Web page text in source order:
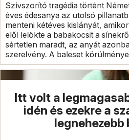
Szívszorító tragédia történt
éves édesanya az utolsó
menteni kétéves kislányát,
elől lelökte a babakocsit a
sértetlen maradt, az anyát
szerelvény. A baleset
Itt volt a
idén és ezekre a
legnehezebb